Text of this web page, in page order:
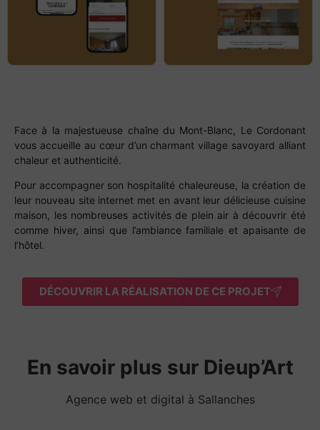
Face à la majestueuse chaîne du Mont-Blanc, Le Cordonant
vous accueille au cœur d’un charmant village savoyard alliant
chaleur et authenticité.
Pour accompagner son hospitalité chaleureuse, la création de
leur nouveau site internet met en avant leur délicieuse cuisine
maison, les nombreuses activités de plein air à découvrir été
comme hiver, ainsi que l’ambiance familiale et apaisante de
l’hôtel.
DÉCOUVRIR LA RÉALISATION DE CE PROJET
En savoir plus sur Dieup’Art
Agence web et digital à Sallanches